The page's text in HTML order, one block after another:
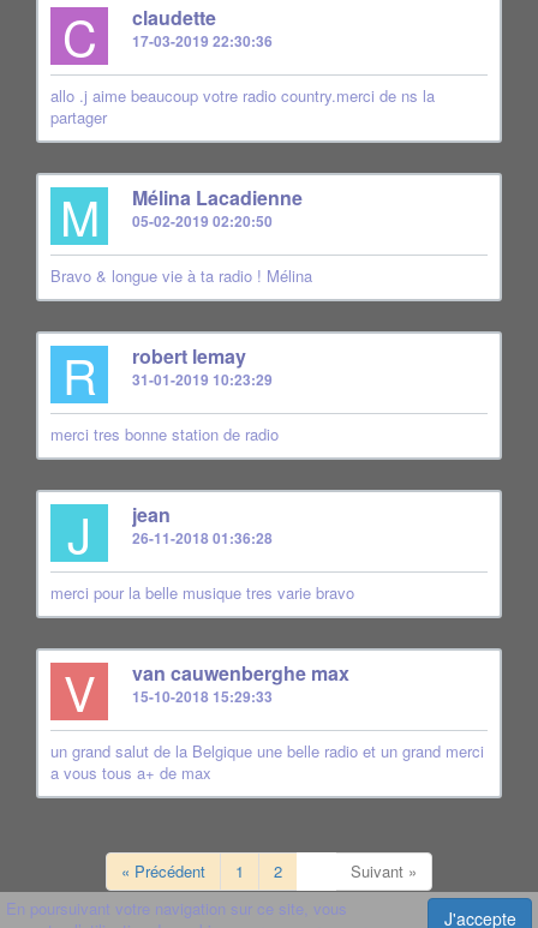
En poursuivant votre navigation sur ce site, vous
J'accepte
C claudette
17-03-2019 22:30:36
allo .j aime beaucoup votre radio country.merci de ns la
partager
M Mélina Lacadienne
05-02-2019 02:20:50
Bravo & longue vie à ta radio ! Mélina
R robert lemay
31-01-2019 10:23:29
merci tres bonne station de radio
J jean
26-11-2018 01:36:28
merci pour la belle musique tres varie bravo
V van cauwenberghe max
15-10-2018 15:29:33
un grand salut de la Belgique une belle radio et un grand merci
a vous tous a+ de max
« Précédent 1 2 Suivant »